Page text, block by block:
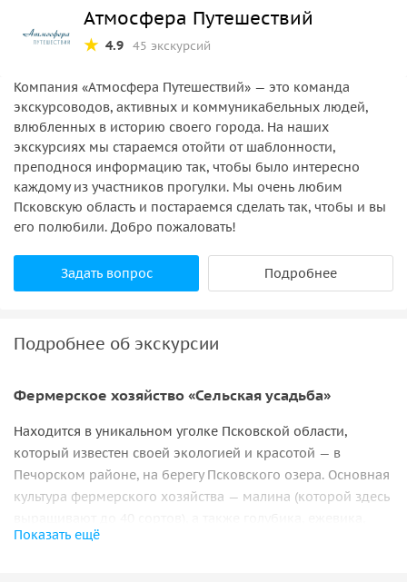
Атмосфера Путешествий
4.9 45 экскурсий
Компания «Атмосфера Путешествий» — это команда
экскурсоводов, активных и коммуникабельных людей,
влюбленных в историю своего города. На наших
экскурсиях мы стараемся отойти от шаблонности,
преподнося информацию так, чтобы было интересно
каждому из участников прогулки. Мы очень любим
Псковскую область и постараемся сделать так, чтобы и вы
его полюбили. Добро пожаловать!
Задать вопрос Подробнее
Подробнее об экскурсии
Фермерское хозяйство «Сельская усадьба»
Находится в уникальном уголке Псковской области,
который известен своей экологией и красотой — в
Печорском районе, на берегу Псковского озера. Основная
культура фермерского хозяйства — малина (которой здесь
смородина и другое.
Показать ещё